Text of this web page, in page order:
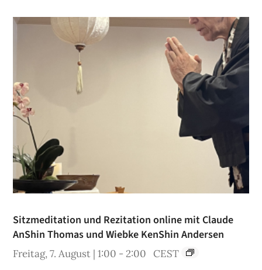
Sitzmeditation und Rezitation online mit Claude
AnShin Thomas und Wiebke KenShin Andersen
Freitag, 7. August | 1:00 -2:00 CEST